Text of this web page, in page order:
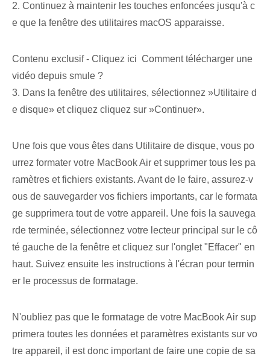
2. Continuez à maintenir les touches enfoncées jusqu'à c
e que la fenêtre des utilitaires macOS apparaisse. ⁢
Contenu exclusif - Cliquez ici Comment télécharger une
vidéo depuis smule ?
3. Dans la fenêtre des utilitaires⁤, sélectionnez ‌»Utilitaire d
e disque‍»​ et cliquez⁢ cliquez sur ⁤»Continuer»​.
Une fois que vous êtes dans Utilitaire de disque, vous po
urrez formater votre MacBook Air et supprimer tous les pa
ramètres et fichiers existants. Avant de le faire, assurez-v
ous de sauvegarder vos fichiers importants, car le formata
ge supprimera tout de votre appareil. Une fois la sauvega
rde terminée, sélectionnez votre lecteur principal sur le cô
té gauche de la fenêtre et cliquez sur l'onglet "Effacer" en
haut. Suivez ensuite les instructions à l'écran pour termin
er le processus de formatage.
N'oubliez pas que le formatage de votre MacBook Air sup
primera toutes les données et paramètres existants sur vo
tre appareil, il est donc important de faire une copie de sa